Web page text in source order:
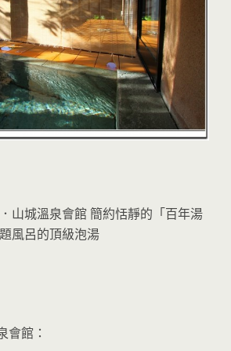
山城溫泉會館 簡約恬靜的「百年湯
風呂的頂級泡湯
會館：